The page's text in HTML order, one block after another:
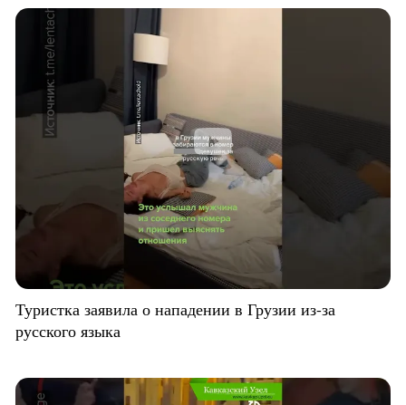
Туристка заявила о нападении в Грузии из-за
русского языка